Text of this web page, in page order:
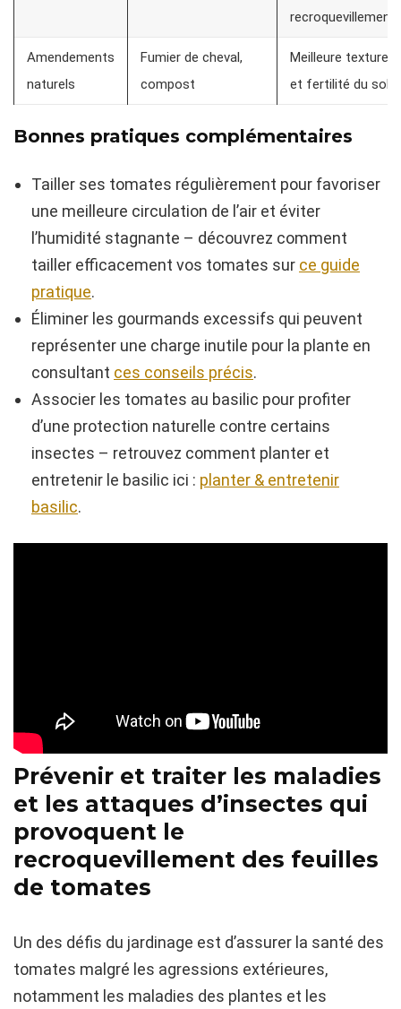
recroquevillement
Amendements
naturels
Fumier de cheval,
compost
Meilleure texture
et fertilité du sol
Bonnes pratiques complémentaires
Tailler ses tomates régulièrement pour favoriser
une meilleure circulation de l’air et éviter
l’humidité stagnante – découvrez comment
tailler efficacement vos tomates sur ce guide
pratique.
Éliminer les gourmands excessifs qui peuvent
représenter une charge inutile pour la plante en
consultant ces conseils précis.
Associer les tomates au basilic pour profiter
d’une protection naturelle contre certains
insectes – retrouvez comment planter et
entretenir le basilic ici : planter & entretenir
basilic.
Prévenir et traiter les maladies
et les attaques d’insectes qui
provoquent le
recroquevillement des feuilles
de tomates
Un des défis du jardinage est d’assurer la santé des
tomates malgré les agressions extérieures,
notamment les maladies des plantes et les